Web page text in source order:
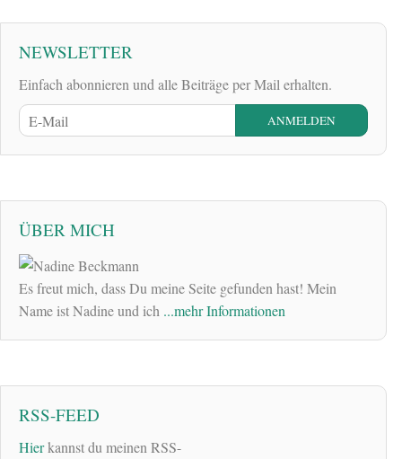
NEWSLETTER
Einfach abonnieren und alle Beiträge per Mail erhalten.
ÜBER MICH
Es freut mich, dass Du meine Seite gefunden hast! Mein
Name ist Nadine und ich ...mehr Informationen
RSS-FEED
Hierkannst du meinen RSS-